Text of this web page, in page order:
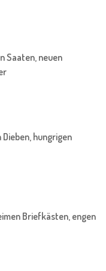
Saaten, neuen
Dieben, hungrigen
Briefkästen, engen